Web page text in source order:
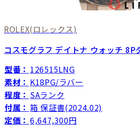
ROLEX(ロレックス)
コスモグラフ デイトナ ウォッチ 8P
型番： 126515LNG
素材： K18PG/ラバー
程度： SAランク
付属： 箱 保証書(2024.02)
定価： 6,647,300円